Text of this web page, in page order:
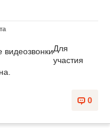
Для
участия
0